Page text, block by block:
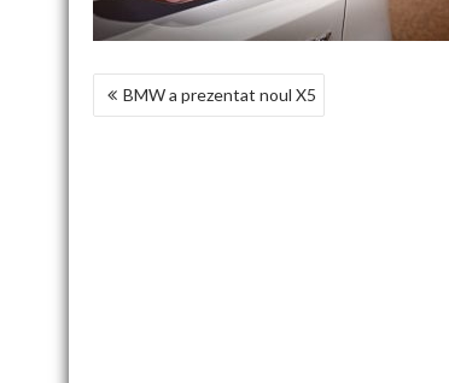
NAVIGARE
BMW a prezentat noul X5